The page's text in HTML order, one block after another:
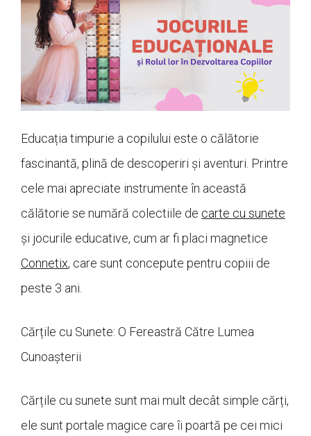
Educația timpurie a copilului este o călătorie
fascinantă, plină de descoperiri și aventuri. Printre
cele mai apreciate instrumente în această
călătorie se numără colectiile de carte cu sunete
și jocurile educative, cum ar fi placi magnetice
Connetix, care sunt concepute pentru copiii de
peste 3 ani.
Cărțile cu Sunete: O Fereastră Către Lumea
Cunoașterii
Cărțile cu sunete sunt mai mult decât simple cărți,
ele sunt portale magice care îi poartă pe cei mici